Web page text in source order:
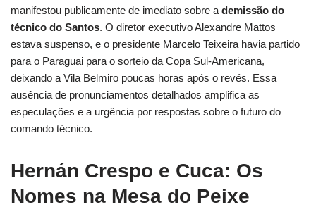
manifestou publicamente de imediato sobre a demissão do
técnico do Santos. O diretor executivo Alexandre Mattos
estava suspenso, e o presidente Marcelo Teixeira havia partido
para o Paraguai para o sorteio da Copa Sul-Americana,
deixando a Vila Belmiro poucas horas após o revés. Essa
ausência de pronunciamentos detalhados amplifica as
especulações e a urgência por respostas sobre o futuro do
comando técnico.
Hernán Crespo e Cuca: Os
Nomes na Mesa do Peixe